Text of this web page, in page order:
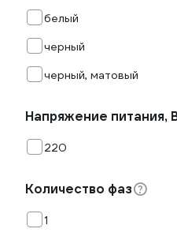
белый
черный
черный, матовый
Напряжение питания,
220
Количество фаз
1